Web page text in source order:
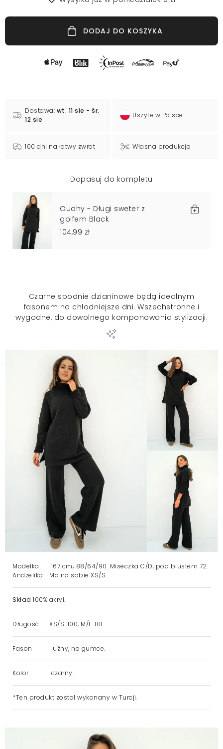
DODAJ DO KOSZYKA
Dostawa: wt. 11 sie - śr.
12 sie
Uszyte w Polsce
100 dni na łatwy zwrot Własna produkcja
Dopasuj do kompletu
Oudhy - Długi sweter z
golfem Black
104,99 zł
Czarne spodnie dzianinowe będą idealnym
fasonem na chłodniejsze dni. Wszechstronne i
wygodne, do dowolnego komponowania stylizacji.
Modelka
Andżelika
167 cm; 88/64/90. Miseczka C/D, pod biustem 72.
Ma na sobie XS/S.
Skład 100% akryl.
Długość XS/S-100, M/L-101.
Fason luźny, na gumce.
Kolor czarny.
*Ten produkt został wykonany w Turcji.